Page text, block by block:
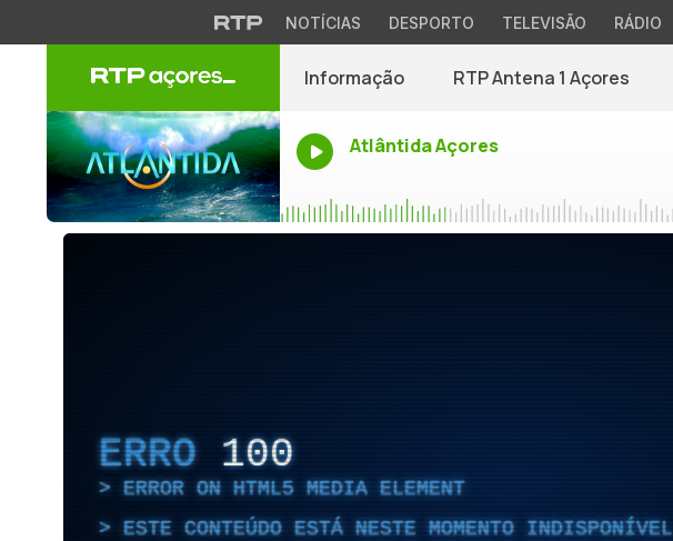
NOTÍCIAS DESPORTO TELEVISÃO RÁDIO
Informação RTP Antena 1 Açores
Atlântida Açores
ERRO 100
ERROR ON HTML5 MEDIA ELEMENT
ESTE CONTEÚDO ESTÁ NESTE MOMENTO INDISPONÍVEL